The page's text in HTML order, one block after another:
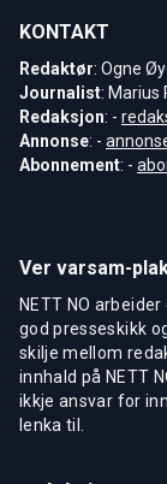
KONTAKT
Redaktør: Ogne
Journalist: Marius
Redaksjon: -
Annonse: -
Abonnement: -
Ver varsam-
NETT NO
god presseskikk
skilje mellom
innhald på NETT
ikkje ansvar for
lenka til.